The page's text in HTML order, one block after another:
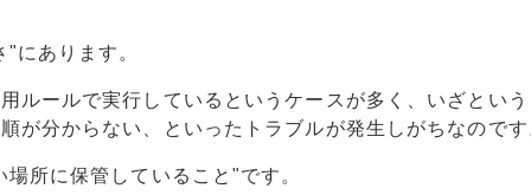
にあります。
ルールで実行しているというケースが多く、いざとい
が分からない、といったトラブルが発生しがちなので
所に保管していること"です。